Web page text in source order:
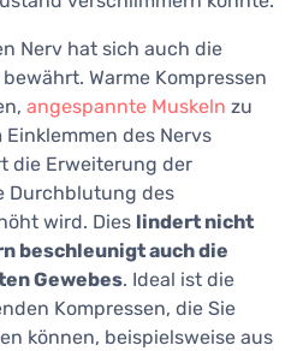
Nerv hat sich auch die
Warme Kompressen
angespannte Muskeln zu
des Nervs
die Erweiterung der
Durchblutung des
wird. Dies lindert nicht
beschleunigt auch die
Gewebes. Ideal ist die
Kompressen, die Sie
können, beispielsweise aus